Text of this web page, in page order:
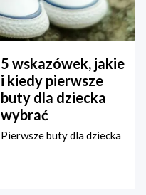
5 wskazówek, jakie
i kiedy pierwsze
buty dla dziecka
wybrać
Pierwsze buty dla dziecka